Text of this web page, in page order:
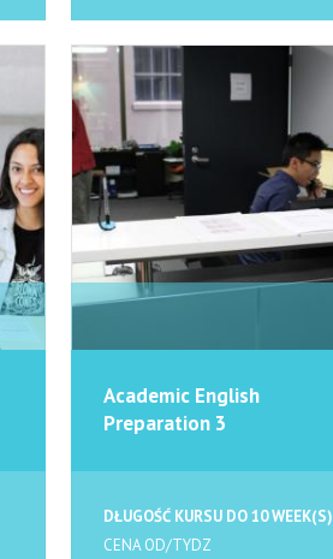
Academic English
Preparation 3
DŁUGOŚĆ KURSU DO 10 WEEK(S)
CENA OD/TYDZ